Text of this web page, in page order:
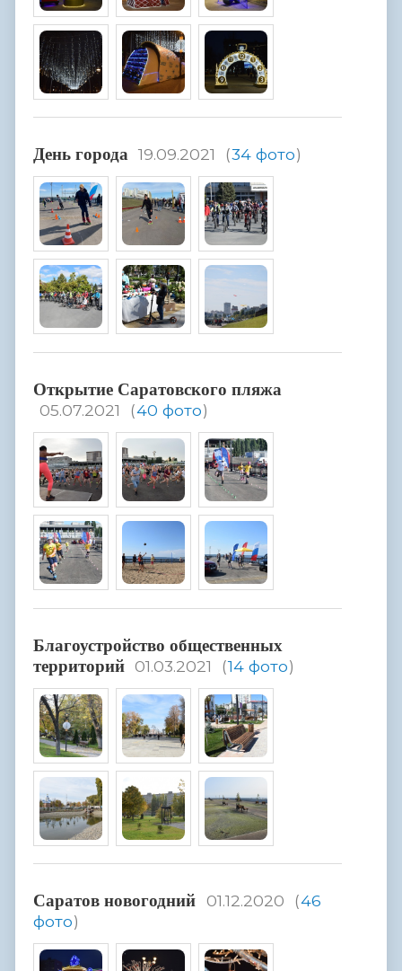
День города 19.09.2021 (34 фото)
Открытие Саратовского пляжа
05.07.2021
(40 фото)
Благоустройство общественных
территорий 01.03.2021 (14 фото)
Саратов новогодний 01.12.2020 (46
фото)